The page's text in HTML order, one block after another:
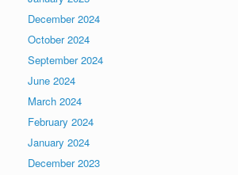
December 2024
October 2024
September 2024
June 2024
March 2024
February 2024
January 2024
December 2023